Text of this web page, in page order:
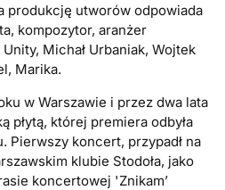
produkcję utworów odpowiada
kompozytor, aranżer
Michał Urbaniak, Wojtek
Marika.
w Warszawie i przez dwa lata
płytą, której premiera odbyła
Pierwszy koncert, przypadł na
klubie Stodoła, jako
koncertowej 'Znikam’